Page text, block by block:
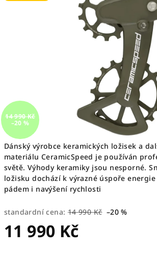
Dánský výrobce keramických ložisek a
materiálu CeramicSpeed je používán
světě. Výhody keramiky jsou nesporné.
ložisku dochází k výrazné úspoře
pádem i navýšení rychlosti
standardní cena: 14 990 Kč –20 %
11 990 Kč
14 990 Kč
–20 %